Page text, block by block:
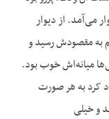
می‌آمد. از دیوار
به مقصودش رسید و
میانه‌اش خوب بود.
کرد به هر صورت
و خیلی